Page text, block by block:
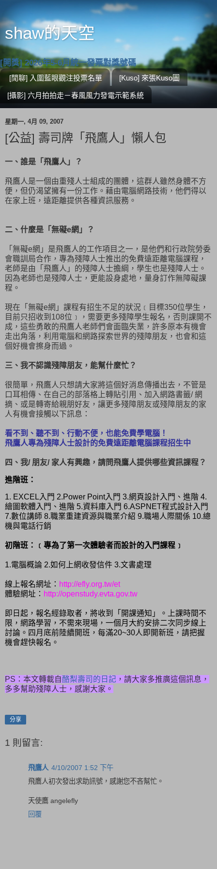
shaw的天空
[開獎] 2026年5-6月統一發票對獎號碼
[閒聊] 入圍藍眼觀注投票名單 [Kuso] 來張Kuso圖
[攝影] 六月拍拍走－春風風力發電示範系統
星期一, 4月 09, 2007
[公益] 壽司牌「飛鷹人」懶人包
一、誰是「飛鷹人」？
飛鷹人是一個由重殘人士組成的團體，這群人雖然身體不方
便，但仍渴望擁有一份工作。藉由電腦網路技術，他們得以
在家上班，遠距離提供各種資訊服務。
二、什麼是「無礙e網」？
「無礙e網」是飛鷹人的工作項目之一，是他們和行政院勞委
會職訓局合作，專為殘障人士推出的免費遠距離電腦課程，
老師是由「飛鷹人」的殘障人士擔綱，學生也是殘障人士。
因為老師也是殘障人士，更能設身處地，量身訂作無障礙課
程。
現在「無礙e網」課程有招生不足的狀況﹝目標350位學生，
目前只招收到108位﹞，需要更多殘障學生報名，否則課開不
成，這些勇敢的飛鷹人老師們會面臨失業，許多原本有機會
走出角落，利用電腦和網路探索世界的殘障朋友，也會和這
個好機會擦身而過。
三、我不認識殘障朋友，能幫什麼忙？
很簡單，飛鷹人只想請大家將這個好消息傳播出去，不管是
口耳相傳、在自己的部落格上轉貼引用、加入網路書籤/ 網
摘、或是轉寄給親朋好友，讓更多殘障朋友或殘障朋友的家
人有機會接觸以下訊息：
看不到、聽不到、行動不便，也能免費學電腦！
飛鷹人專為殘障人士設計的免費遠距離電腦課程招生中
四、我/ 朋友/ 家人有興趣，請問飛鷹人提供哪些資訊課程？
進階班：
1. EXCEL入門 2.Power Point入門 3.網頁設計入門、進階 4.
繪圖軟體入門、進階 5.資料庫入門 6.ASPNET程式設計入門
7.數位講師 8.職業重建資源與職業介紹 9.職場人際關係 10.總
機與電話行銷
初階班：﹝專為了第一次體驗者而設計的入門課程﹞
1.電腦概論 2.如何上網收發信件 3.文書處理
線上報名網址： http://efly.org.tw/et
體驗網址： http://openstudy.evta.gov.tw
即日起，報名經錄取者，將收到「開課通知」。上課時間不
限，網路學習，不需來現場，一個月大約安排二次同步線上
討論。四月底前陸續開班，每滿20~30人即開新班，請把握
機會趕快報名。
PS：本文轉載自酪梨壽司的日記 ，請大家多推廣這個訊息，
多多幫助殘障人士，感謝大家。
分享
1 則留言:
飛鷹人 4/10/2007 1:52 下午
飛鷹人初次發出求助訊號，感謝您不吝幫忙。
天使鷹 angelefly
回覆